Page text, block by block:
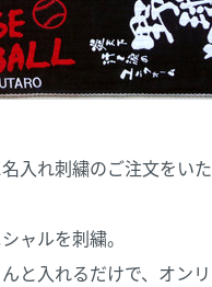
入れ刺繍のご注文をい
ャルを刺繍。
と入れるだけで、オン